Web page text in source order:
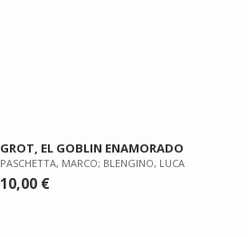
GROT, EL GOBLIN ENAMORADO
PASCHETTA, MARCO; BLENGINO, LUCA
10,00 €